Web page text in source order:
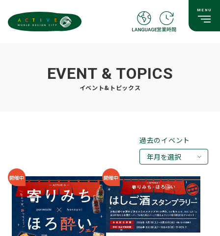
EVENT & TOPICS
イベント&トピックス
過去のイベント
年月を選択
2026年07月
2026年05月
2026年03月
2026年02月
開催中 開催中